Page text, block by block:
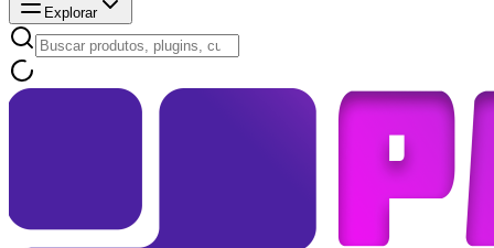
Explorar